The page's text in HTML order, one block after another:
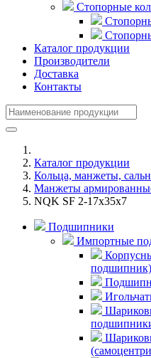
Стопорные
Каталог продукции
Производители
Доставка
Контакты
Каталог продукции
Кольца, манжеты,
Манжеты
NQK SF 2-17x35x7
Подшипники
Импортные
подшипник)